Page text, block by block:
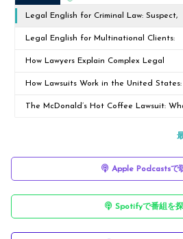
Legal English for Criminal Law: Suspect,
Defendant, Charge, and Conviction
Legal English for Multinational Clients:
Managing Expectations Across Legal
Cultures
How Lawyers Explain Complex Legal
Concepts Clearly to Clients
How Lawsuits Work in the United States:
Step-by-Step Guide for International
The McDonald’s Hot Coffee Lawsuit:
Apple Podcastsで
Spotifyで番組を